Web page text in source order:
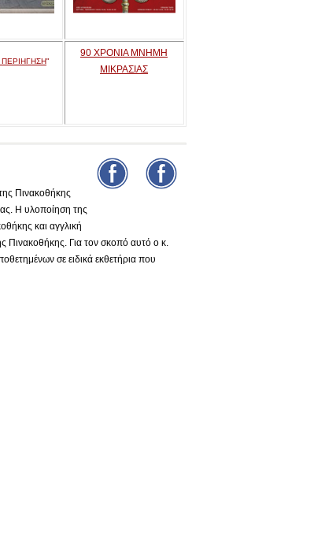
ΠΕΡΙΗΓΗΣΗ"
90 ΧΡΟΝΙΑ ΜΝΗΜΗ
ΜΙΚΡΑΣΙΑΣ
Πινακοθήκης
Η υλοποίηση της
και αγγλική
Πινακοθήκης. Για τον σκοπό αυτό ο κ.
σε ειδικά εκθετήρια που